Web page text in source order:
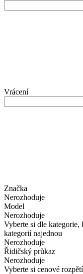
Vrácení
Značka
Nerozhoduje
Model
Nerozhoduje
Vyberte si dle kategorie,
kategorií najednou
Nerozhoduje
Řidičský průkaz
Nerozhoduje
Vyberte si cenové